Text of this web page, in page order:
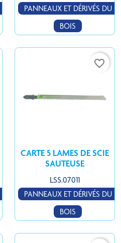
PANNEAUX ET DÉRIVÉS DU
BOIS
favorite_border
CARTE 5 LAMES DE SCIE
SAUTEUSE
LSS.07011
PANNEAUX ET DÉRIVÉS DU
BOIS